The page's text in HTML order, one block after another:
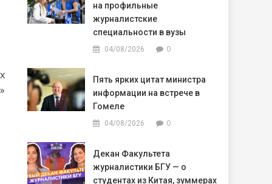
на профильные
журналистские
специальности в вузы
04/08/2026 0
Пять ярких цитат министра
информации на встрече в
Гомеле
04/08/2026 0
Декан Факультета
журналистики БГУ — о
студентах из Китая, зуммерах